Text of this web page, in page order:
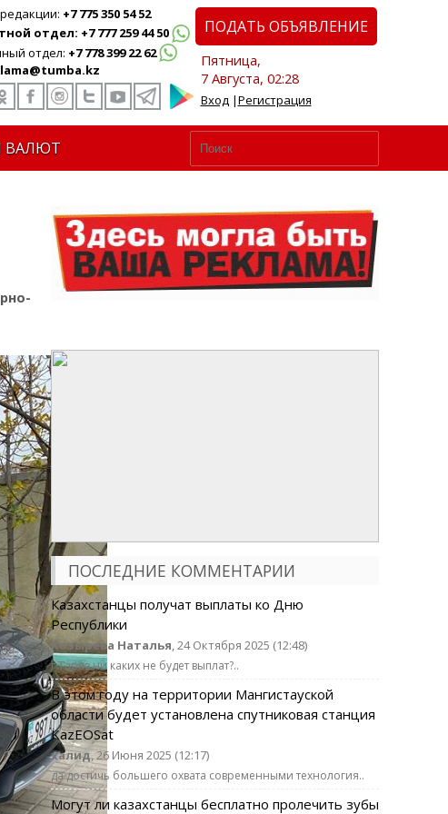
+7 775 350 54 52
отдел: +7 777 259 44 50
отдел: +7 778 399 22 62
ПОДАТЬ ОБЪЯВЛЕНИЕ
Пятница,
7 Августа, 02:28
Вход|Регистрация
ВАЛЮТ
ПОСЛЕДНИЕ КОММЕНТАРИИ
Казахстанцы получат выплаты ко Дню
Республики
Козырева Наталья, 24 Октября 2025 (12:48)
г.Тараз ни каких не будет выплат?..
В этом году на территории Мангистауской
области будет установлена спутниковая станция
KazEOSat
халид, 26 Июня 2025 (12:17)
да достичь большего охвата современными технология..
Могут ли казахстанцы бесплатно пролечить зубы